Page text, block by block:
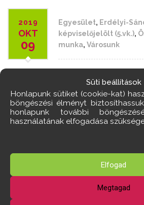
Süti beállítások
Honlapunk sütiket (cookie-kat)
böngészési élményt
honlapunk további
használatának elfogadása
Elfogad
Megtagad
2019
OKT
09
Egyesület, Erdélyi-
képviselőjelölt (5.vk.),
munka, Városunk
Erdélyi-
Áron
Épül,
milyen